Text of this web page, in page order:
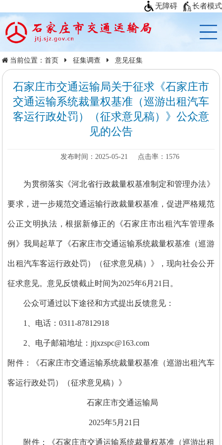
无障碍 长者模式
当前位置：首页 征集调查 意见征集
石家庄市交通运输局关于征求《石家庄市
交通运输系统裁量权基准（巡游出租汽车
客运行政处罚）（征求意见稿）》公众意
见的公告
发布时间：2025-05-21 点击率： 1576
为贯彻落实《河北省行政裁量权基准制定和管理办法》
要求，进一步规范交通运输行政裁量权基准，促进严格规范
公正文明执法，根据新修正的《石家庄市出租汽车管理条
例》我局起草了《石家庄市交通运输系统裁量权基准（巡游
出租汽车客运行政处罚）（征求意见稿）》，现向社会公开
征求意见。意见反馈截止时间为2025年6月21日。
公众可通过以下途径和方式提出反馈意见：
1、电话：0311-87812918
2、电子邮箱地址：jtjxzspc@163.com
附件：《石家庄市交通运输系统裁量权基准（巡游出租汽车
客运行政处罚）（征求意见稿）》
石家庄市交通运输局
2025年5月21日
附件：《石家庄市交通运输系统裁量权基准（巡游出租